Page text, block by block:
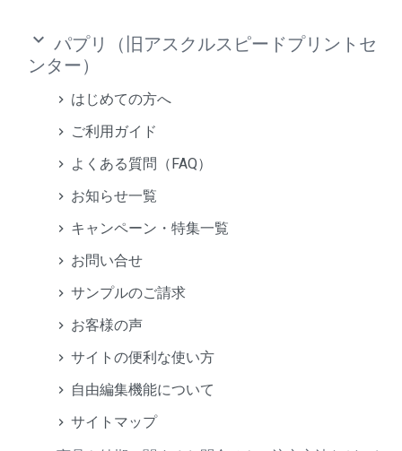
keyboard_arrow_down パプリ（旧アスクルスピードプリントセ
ンター）
はじめての方へ
ご利用ガイド
よくある質問（FAQ）
お知らせ一覧
キャンペーン・特集一覧
お問い合せ
サンプルのご請求
お客様の声
サイトの便利な使い方
自由編集機能について
サイトマップ